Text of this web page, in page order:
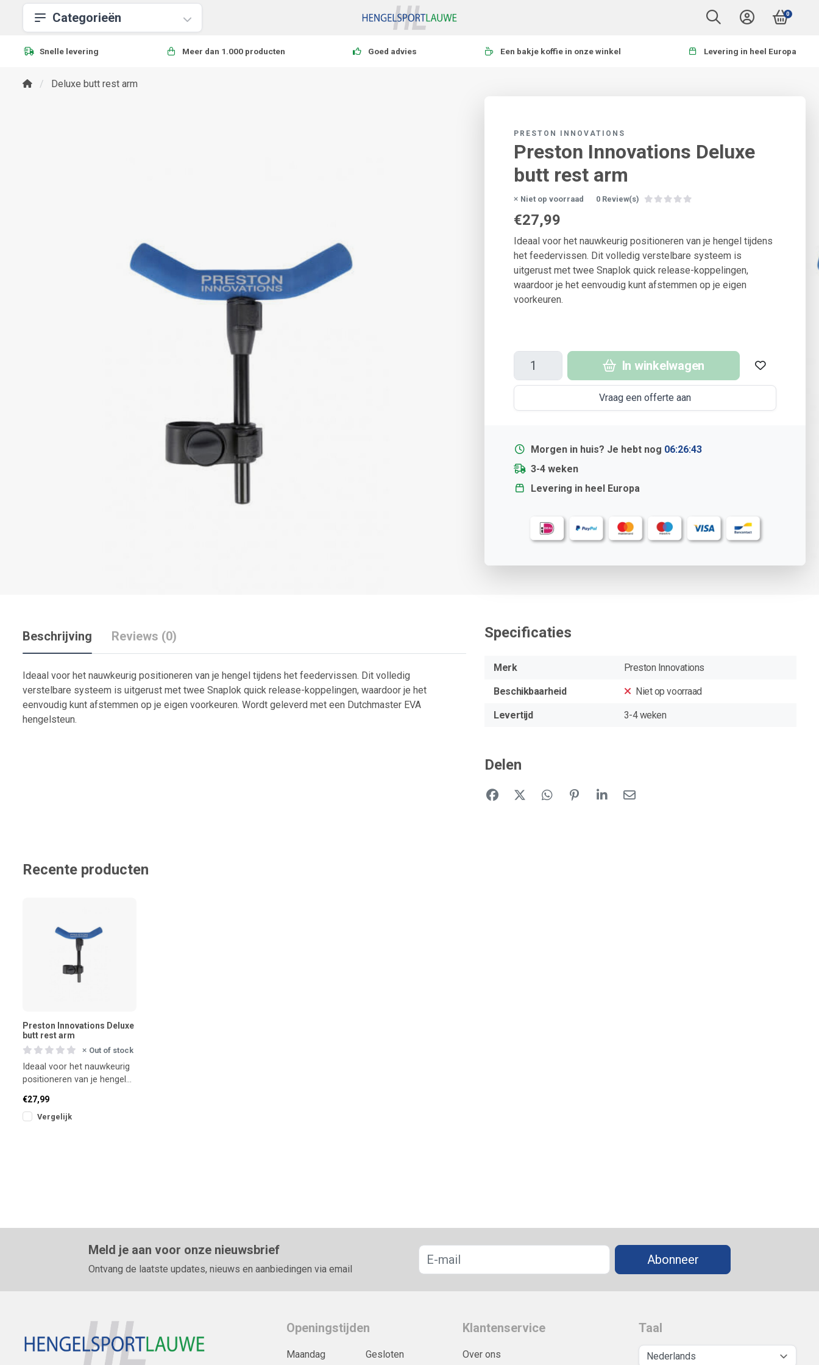
Categorieën 0
Snelle levering Meer dan 1.000 producten Goed advies Een bakje koffie in onze winkel Levering in heel Europa
Deluxe butt rest arm
PRESTON INNOVATIONS
Preston Innovations Deluxe
butt rest arm
Niet op voorraad 0 Review(s)
€27,99
Ideaal voor het nauwkeurig positioneren van je hengel tijdens
het feedervissen. Dit volledig verstelbare systeem is
uitgerust met twee Snaplok quick release-koppelingen,
waardoor je het eenvoudig kunt afstemmen op je eigen
voorkeuren.
In winkelwagen
Vraag een offerte aan
Morgen in huis? Je hebt nog 06:26:42
3-4 weken
Levering in heel Europa
Beschrijving Reviews (0)
Ideaal voor het nauwkeurig positioneren van je hengel tijdens het feedervissen. Dit volledig
verstelbare systeem is uitgerust met twee Snaplok quick release-koppelingen, waardoor je het
eenvoudig kunt afstemmen op je eigen voorkeuren. Wordt geleverd met een Dutchmaster EVA
hengelsteun.
Specificaties
Merk Preston Innovations
Beschikbaarheid Niet op voorraad
Levertijd 3-4 weken
Delen
Recente producten
Preston Innovations Deluxe
butt rest arm
Out of stock
Ideaal voor het nauwkeurig
positioneren van je hengel
volledig verstel
€27,99
Vergelijk
Meld je aan voor onze nieuwsbrief
Ontvang de laatste updates, nieuws en aanbiedingen via email
Abonneer
Openingstijden
Maandag
Gesloten
Klantenservice
Over ons
Taal